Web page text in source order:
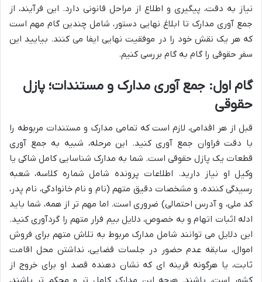
نیاز به دقت، پیگیری و اطلاع از مراحل قانونی دارد. این فرآیند، از
جمع آوری مدارک تا ابلاغ نهایی دستور، شامل چندین گام مهم است
که هر یک نقش خود را در موفقیت نهایی ایفا می کنند. بیایید این
سفر حقوقی را گام به گام بررسی کنیم.
گام اول: جمع آوری مدارک و مستندات؛ پازل
حقوقی
قبل از هر اقدامی، لازم است که تمامی مدارک و مستندات مربوطه را
با دقت فراوان جمع آوری کنید. این مرحله، شبیه به جمع آوری
قطعات یک پازل حقوقی است. شما به مدارک شناسایی کامل شاکی یا
وکیل او نیاز دارید. اطلاعات پرونده شامل شماره کلاسه، شعبه
رسیدگی کننده، و مشخصات دقیق متهم (نام و نام خانوادگی، نام پدر،
کد ملی، و آدرس احتمالی) ضروری است. اما مهم تر از همه، شما باید
ادله اثبات اتهام و به خصوص، دلایل بیم فرار متهم را گردآوری کنید.
این دلایل می توانند شامل مدارک مربوط به تلاش متهم برای فروش
اموال، سابقه عدم حضور در جلسات قضایی، نداشتن محل اقامت
ثابت، یا هرگونه قرینه ای که نشان دهنده قصد او برای خروج از